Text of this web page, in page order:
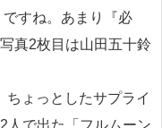
ですね。あまり『必
真2枚目は山田五十鈴
ちょっとしたサプライ